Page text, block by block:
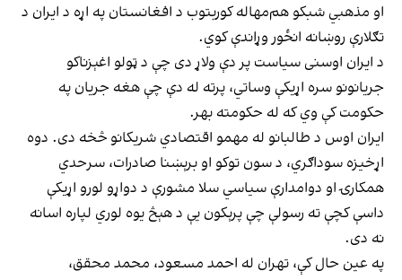
او مذهبي شبکو هم‌مهاله کوربتوب د افغانستان په اړه د ایران د
تګلارې روښانه انځور وړاندې کوي.
د ایران اوسنی سیاست پر دې ولاړ دی چې د ټولو اغېزناکو
جریانونو سره اړیکې وساتي، پرته له دې چې هغه جریان په
حکومت کې وي که له حکومته بهر.
ایران اوس د طالبانو له مهمو اقتصادي شریکانو څخه دی. دوه
اړخیزه سوداګري، د سون توکو او برېښنا صادرات، سرحدي
همکارۍ او دوامدارې سیاسي سلا مشورې د دواړو لورو اړیکې
داسې کچې ته رسولې چې پرېکون یې د هېڅ یوه لوري لپاره اسانه
نه دی.
په عین حال کې، تهران له احمد مسعود، محمد محقق،